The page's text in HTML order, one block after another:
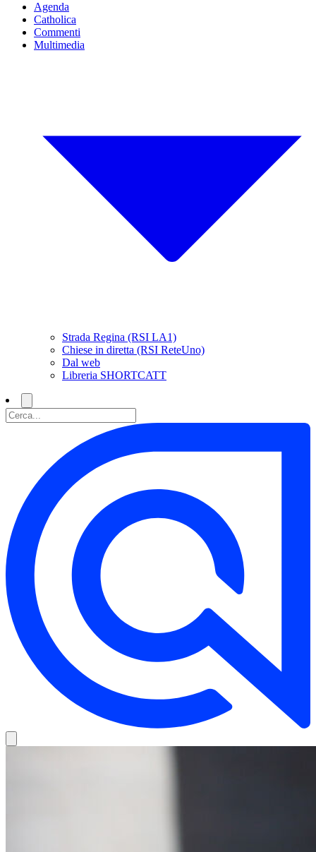
Agenda
Catholica
Commenti
Multimedia
Strada Regina (RSI LA1)
Chiese in diretta (RSI ReteUno)
Dal web
Libreria SHORTCATT